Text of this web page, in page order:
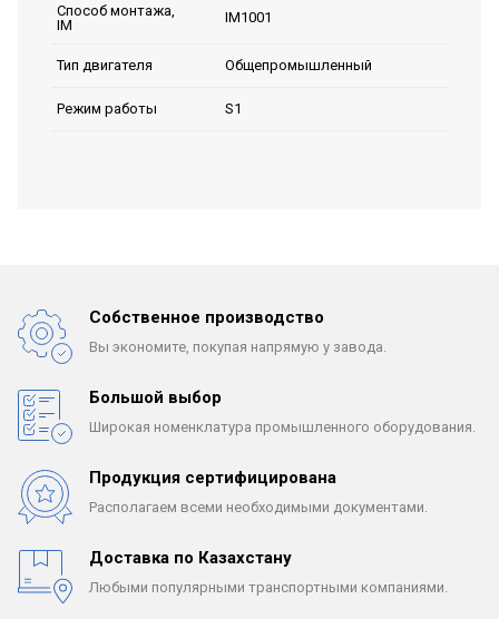
Способ монтажа,
IM
IM1001
Тип двигателя Общепромышленный
Режим работы S1
Собственное производство
Вы экономите, покупая напрямую у завода.
Большой выбор
Широкая номенклатура промышленного оборудования.
Продукция сертифицирована
Располагаем всеми необходимыми документами.
Доставка по Казахстану
Любыми популярными транспортными компаниями.